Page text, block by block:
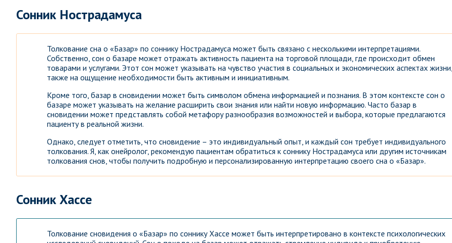
Сонник Нострадамуса
Толкование сна о «Базар» по соннику Нострадамуса может быть связано с несколькими интерпретациями.
Собственно, сон о базаре может отражать активность пациента на торговой площади, где происходит обмен
товарами и услугами. Этот сон может указывать на чувство участия в социальных и экономических аспектах
также на ощущение необходимости быть активным и инициативным.
Кроме того, базар в сновидении может быть символом обмена информацией и познания. В этом контексте сон о
базаре может указывать на желание расширить свои знания или найти новую информацию. Часто базар в
сновидении может представлять собой метафору разнообразия возможностей и выбора, которые предлагаются
пациенту в реальной жизни.
Однако, следует отметить, что сновидение – это индивидуальный опыт, и каждый сон требует индивидуального
толкования. Я, как онейролог, рекомендую пациентам обратиться к соннику Нострадамуса или другим источникам
толкования снов, чтобы получить подробную и персонализированную интерпретацию своего сна о «Базар».
Сонник Хассе
Толкование сновидения о «Базар» по соннику Хассе может быть интерпретировано в контексте психологических